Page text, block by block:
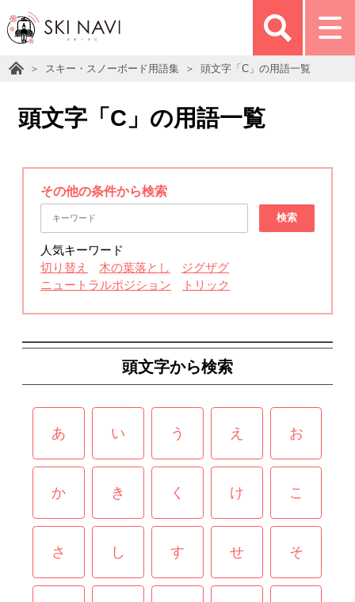
スキー・スノーボード用語集 頭文字「C」の用語一覧
頭文字「C」の用語一覧
その他の条件から検索
検索
人気キーワード
切り替え
木の葉落とし
ジグザグ
ニュートラルポジション
トリック
頭文字から検索
あ い う え お
か き く け こ
さ し す せ そ